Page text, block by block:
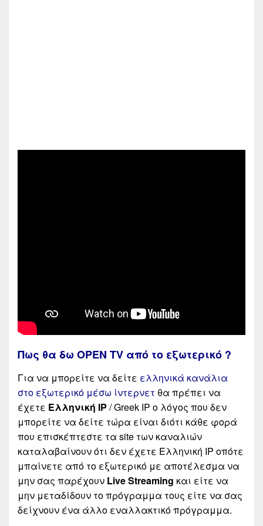
Πως θα δω OPEN TV από το εξωτερικό ?
Για να μπορείτε να δείτε ελληνικά κανάλια
στο εξωτερικό μέσω ίντερνετ θα πρέπει να
έχετε Ελληνική IP / Greek IP ο λόγος που δεν
μπορείτε να δείτε τώρα είναι διότι κάθε φορά
που επισκέπτεστε τα site των καναλιών
καταλαβαίνουν ότι δεν έχετε Ελληνική IP οπότε
μπαίνετε από το εξωτερικό με αποτέλεσμα να
μην σας παρέχουν Live Streaming και είτε να
μην μεταδίδουν το πρόγραμμα τους είτε να σας
δείχνουν ένα άλλο εναλλακτικό πρόγραμμα.